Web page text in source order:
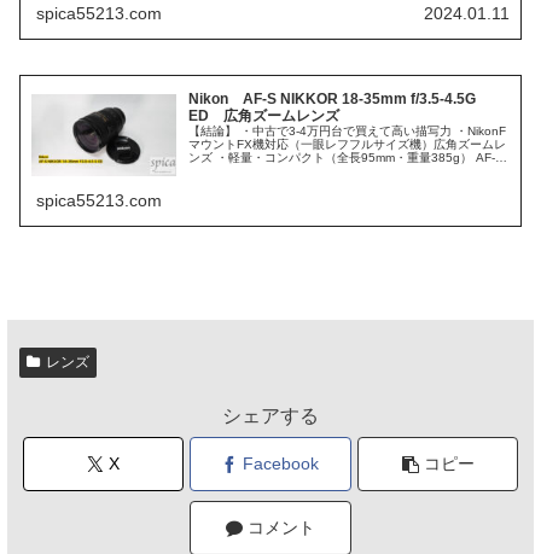
spica55213.com 2024.01.11
Nikon AF-S NIKKOR 18-35mm f/3.5-4.5G
ED 広角ズームレンズ
【結論】 ・中古で3-4万円台で買えて高い描写力 ・NikonF
マウントFX機対応（一眼レフフルサイズ機）広角ズームレ
ンズ ・軽量・コンパクト（全長95mm・重量385g） AF-S
spica55213.com
レンズ
シェアする
X Facebook コピー
コメント